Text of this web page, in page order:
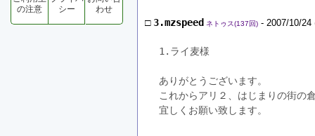
の注意
シー
わせ
□3.mzspeed ネトゥス(137回) - 2007/10/
1.ライ麦様
ありがとうございます。
これからアリ２、はじまりの街の
宜しくお願い致します。